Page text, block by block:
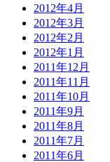
2012年4月
2012年3月
2012年2月
2012年1月
2011年12月
2011年11月
2011年10月
2011年9月
2011年8月
2011年7月
2011年6月